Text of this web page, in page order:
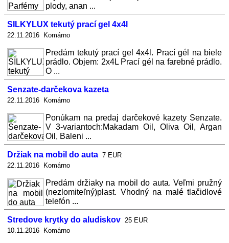
plody, anan ...
SILKYLUX tekutý prací gel 4x4l
22.11.2016 Komárno
Predám tekutý prací gel 4x4l. Prací gél na biele
prádlo. Objem: 2x4L Prací gél na farebné prádlo.
O ...
Senzate-darčekova kazeta
22.11.2016 Komárno
Ponúkam na predaj darčekové kazety Senzate.
V 3-variantoch:Makadam Oil, Oliva Oil, Argan
Oil, Baleni ...
Držiak na mobil do auta 7 EUR
22.11.2016 Komárno
Predám držiaky na mobil do auta. Veľmi pružný
(nezlomiteľný)plast. Vhodný na malé tlačidlové
telefón ...
Stredove krytky do aludiskov 25 EUR
10.11.2016 Komárno